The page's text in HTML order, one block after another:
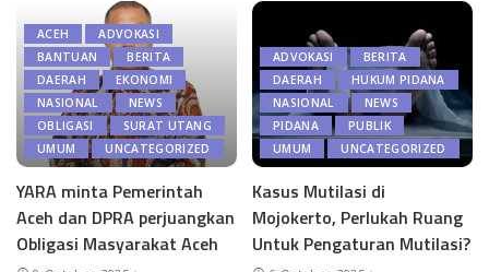
ACEH
ADVOKASI
BANTUAN
BERITA
DAERAH
EKONOMI
NASIONAL
NEWS
OBLIGASI
SURAT UTANG
UMUM
UNCATEGORIZED
YARA minta Pemerintah
Aceh dan DPRA perjuangkan
Obligasi Masyarakat Aceh
ADVOKASI
BERITA
DAERAH
HUKUM PIDANA
NASIONAL
NEWS
PIDANA
PUBLIK
UMUM
UNCATEGORIZED
Kasus Mutilasi di
Mojokerto, Perlukah Ruang
Untuk Pengaturan Mutilasi?